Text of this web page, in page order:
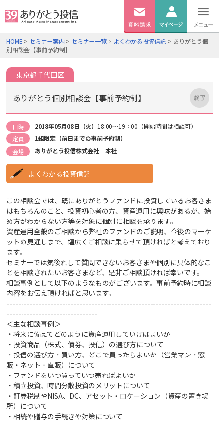
無料資料 ログイン
HOME > セミナー案内 > セミナー一覧 > よくわかる投資信託 > ありがとう個
別相談会【事前予約制】
東京都千代田区
ありがとう個別相談会【事前予約制】
日時 2018年05月08日（火） 18:00～19：00（開始時間は相談可）
定員
1組限定（前日までの事前予約制）
会場
ありがとう投信株式会社 本社
よくわかる投資信託
この相談会では、既にありがとうファンドに投資しているお客さま
はもちろんのこと、投資初心者の方、資産運用に興味があるが、始
め方がわからない方等を対象に個別に相談を承ります。
資産運用全般のご相談から弊社のファンドのご説明、今後のマーケ
ットの見通しまで、幅広くご相談に乗らせて頂ければと考えており
ます。
セミナーでは気後れして質問できないお客さまや個別に具体的なこ
とを相談されたいお客さまなど、是非ご相談頂ければ幸いです。
相談事例として以下のようなものがございます。事前予約時に相談
内容をお伝え頂ければと思います。
----------------------------------------------------------------------
-------------------------------
＜主な相談事例＞
・将来に備えてどのように資産運用していけばよいか
・投資商品（株式、債券、投信）の選び方について
・投信の選び方・買い方、どこで買ったらよいか（営業マン・窓
販・ネット・直販）について
・ファンドをいつ買っていつ売ればよいか
・積立投資、時間分散投資のメリットについて
・証券税制やNISA、DC、アセット・ロケーション（資産の置き場
所）について
・相続や贈与の手続きや対策について